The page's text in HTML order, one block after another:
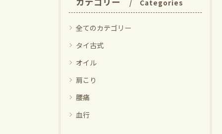
Categories
全てのカテゴリー
タイ古式
オイル
肩こり
腰痛
血行